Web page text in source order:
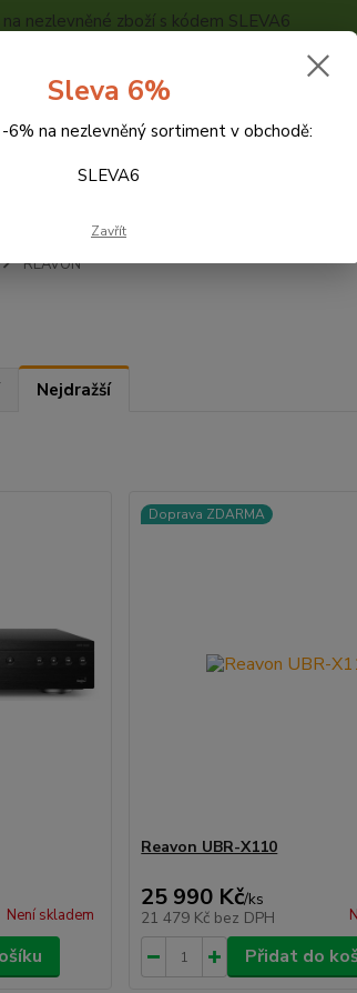
nezlevněné zboží s kódem SLEVA6
Hledat
REAVON
Nejdražší
Není skladem
Doprava ZDARMA
Reavon UBR-X110
25 990 Kč/ks
21 479 Kč bez DPH
Přidat do
Sleva 6%
6% na nezlevněný sortiment v obchodě:
SLEVA6
Zavřít